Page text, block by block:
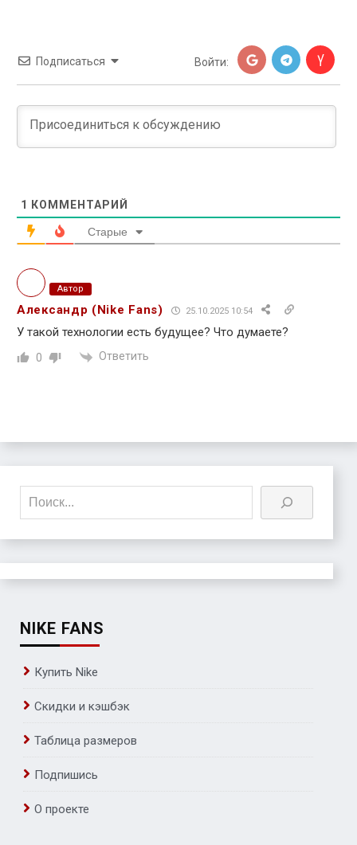
Подписаться Войти:
1 КОММЕНТАРИЙ
Старые
Автор
Александр (Nike Fans) 25.10.2025 10:54
У такой технологии есть будущее? Что думаете?
0 Ответить
Поиск
NIKE FANS
Купить Nike
Скидки и кэшбэк
Таблица размеров
Подпишись
О проекте